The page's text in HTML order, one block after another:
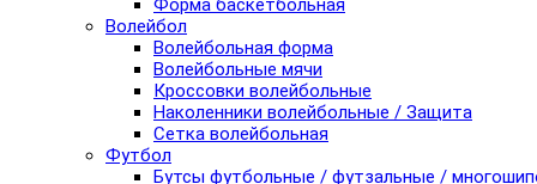
Форма баскетбольная
Волейбол
Волейбольная форма
Волейбольные мячи
Кроссовки волейбольные
Наколенники волейбольные / Защита
Сетка волейбольная
Футбол
Бутсы футбольные / футзальные /